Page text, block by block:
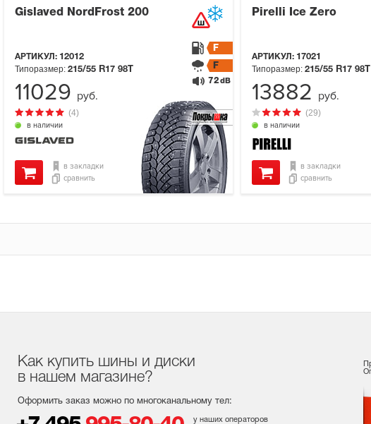
Gislaved NordFrost 200
АРТИКУЛ: 12012
в наличии
(4)
Типоразмер: 215/55 R17 98T
F
F
72 dB
в закладки
сравнить
11029 руб.
Pirelli Ice Zero
АРТИКУЛ: 17021
в наличии
(29)
Типоразмер: 215/55 R17 98T
в закладки
сравнить
13882 руб.
Как купить шины и диски
в нашем магазине?
Оформить заказ можно по многоканальному тел:
у наших операторов